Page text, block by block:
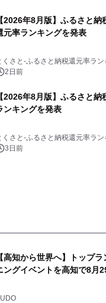
【2026年8月版】ふるさと
元率ランキングを発表
くさと-ふるさと納税還元率ラ
2日前
【2026年8月版】ふるさと
ンキングを発表
くさと-ふるさと納税還元率ラ
3日前
【高知から世界へ】トップ
ングイベントを高知で8月